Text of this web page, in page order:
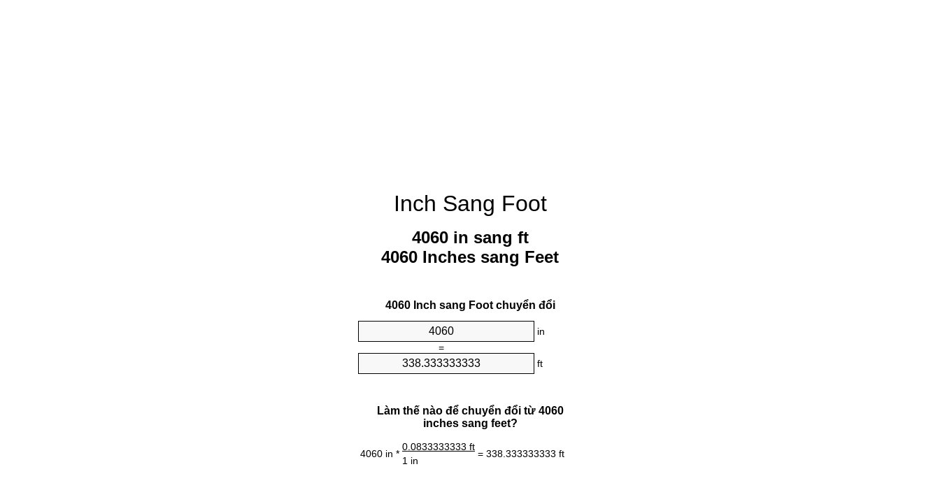
Inch Sang Foot
4060 in sang ft
4060 Inches sang Feet
4060 Inch sang Foot chuyển đổi
in
=
ft
Làm thế nào để chuyển đổi từ 4060
inches sang feet?
4060 in *
0.0833333333 ft
= 338.333333333 ft
1 in